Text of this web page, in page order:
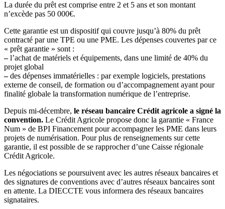
La durée du prêt est comprise entre 2 et 5 ans et son montant
n’excède pas 50 000€.
Cette garantie est un dispositif qui couvre jusqu’à 80% du prêt
contracté par une TPE ou une PME. Les dépenses couvertes par ce
« prêt garantie » sont :
–l’achat de matériels et équipements, dans une limité de 40% du
projet global
–des dépenses immatérielles : par exemple logiciels, prestations
externe de conseil, de formation ou d’accompagnement ayant pour
finalité globale la transformation numérique de l’entreprise.
Depuis mi-décembre, le réseau bancaire Crédit agricole a signé la
convention. Le Crédit Agricole propose donc la garantie « France
Num » de BPI Financement pour accompagner les PME dans leurs
projets de numérisation. Pour plus de renseignements sur cette
garantie, il est possible de se rapprocher d’une Caisse régionale
Crédit Agricole.
Les négociations se poursuivent avec les autres réseaux bancaires et
des signatures de conventions avec d’autres réseaux bancaires sont
en attente. La DIECCTE vous informera des réseaux bancaires
signataires.